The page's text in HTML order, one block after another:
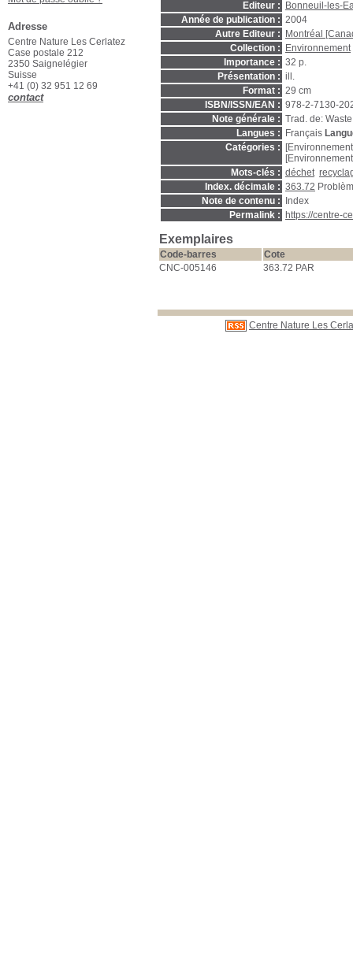
Editeur :
Bonneuil-les-
Année de publication : 2004
Autre Editeur :
Montréal
Collection :
Environnement
Importance : 32 p.
Présentation : ill.
Format : 29 cm
ISBN/ISSN/EAN : 978-2-7130-
Note générale : Trad. de:
Langues :
Français
Catégories :
Mots-clés : déchet
Index. décimale : 363.72
Note de contenu :
Index
Permalink :
https://centre-
Exemplaires
Code-barres
Cote
CNC-005146
363.72 PAR
Centre Nature Les
Adresse
Centre Nature Les Cerlatez
Case postale 212
2350 Saignelégier
Suisse
+41 (0) 32 951 12 69
contact